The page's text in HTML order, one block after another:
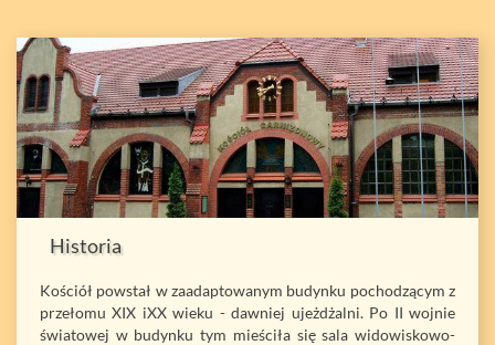
Historia
Kościół powstał w zaadaptowanym budynku pochodzącym z
przełomu XIX iXX wieku - dawniej ujeżdżalni. Po II wojnie
światowej w budynku tym mieściła się sala widowiskowo-